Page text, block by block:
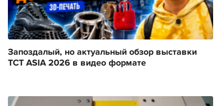
Запоздалый, но актуальный обзор выставки
TCT ASIA 2026 в видео формате